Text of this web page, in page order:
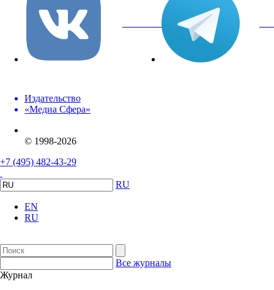
вКонтакте
Издательство
«Медиа Сфера»
© 1998-2026
+7 (495) 482-43-29
RU
EN
RU
Все журналы
Журнал